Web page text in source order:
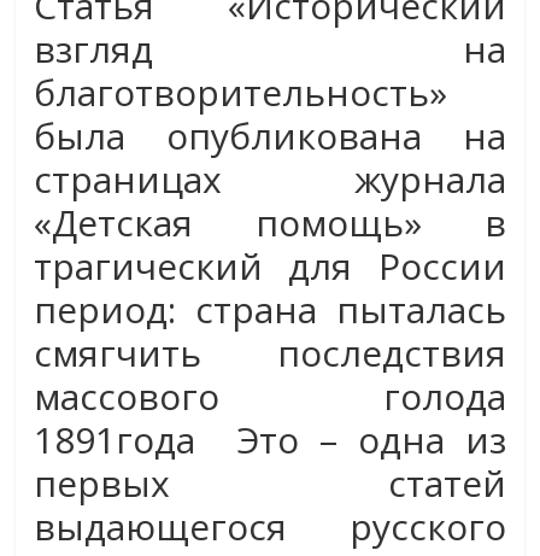
взгляд на
благотворительность»
была опубликована на
страницах журнала
«Детская помощь» в
трагический для России
период: страна пыталась
смягчить последствия
массового голода
1891года Это – одна из
первых статей
выдающегося русского